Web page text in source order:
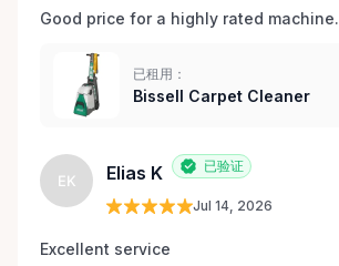
Good price for a highly rated machine.
已租用：
Bissell Carpet Cleaner
EK Elias K 已验证
Jul 14, 2026
Excellent service